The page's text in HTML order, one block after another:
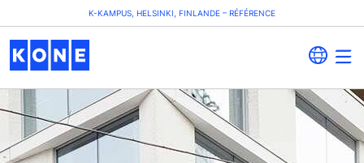
K-KAMPUS, HELSINKI, FINLANDE – RÉFÉRENCE